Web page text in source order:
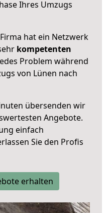
Ihres Umzugs
hat ein Netzwerk
kompetenten
Problem während
von Lünen nach
übersenden wir
Angebote.
einfach
Sie den Profis
erhalten